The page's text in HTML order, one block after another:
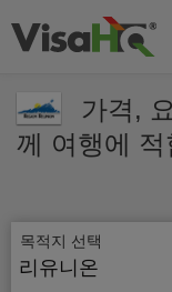
가격,
께 여행에
목적지 선택
리유니온